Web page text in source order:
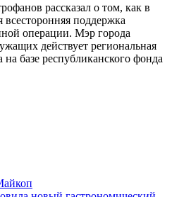
рассказал о том, как в
поддержка
операции. Мэр города
действует региональная
базе республиканского фонда